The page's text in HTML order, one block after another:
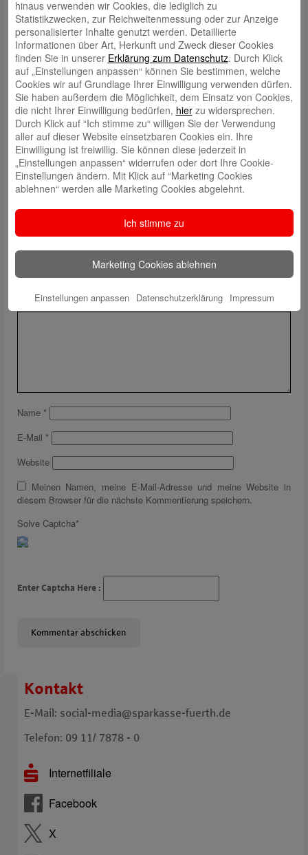
Risiko scheut, kann für rund 27 Euro im Jahr auf kostenpflichtige
Sicherheitsupdates (Extended Security Updates) setzen. Diese gibt’s
unter gewissen Voraussetzungen auch kostenfrei, wie
mitteilt. Das Upgrade auf Windows 11 ist weiterhin kostenlos möglich,
sofern das Gerät die technischen Mindestanforderungen erfüllt (u. a.
TPM 2.0 und bestimmte Prozessor-Generationen).
Zeitumstellung steht bevor: Zurück in die Winterzeit
Für viele fühlt es sich an wie ein Geschenk. Eine Stunde mehr Schlaf!
Am 26. Oktober heißt es wieder: Uhren zurück! Um 3.00 Uhr morgens
wird die Zeit auf 2.00 Uhr gestellt. Aber wie immer gilt: Bitte nicht die
Mikrowelle, den Backofen und das Auto vergessen – sonst leben Sie
plötzlich in zwei verschiedenen Zeitzonen.
WeitereFinanztipps
Quelle:Sparkasse.de
Schreibe einen Kommentar
Deine E-Mail-Adresse wird nicht veröffentlicht. Erforderliche Felder
sind mit*markiert
Name *
E-Mail *
Website
Meinen Namen, meine E-Mail-Adresse und meine Website in
diesem Browser für die nächste Kommentierung speichern.
Solve Captcha*
Enter Captcha Here :
Kontakt
E-Mail: social-media@sparkasse-fuerth.de
Telefon: 09 11/ 7878 - 0
Internetfiliale
Facebook
X
hinaus verwenden wir Cookies, die lediglich zu
Statistikzwecken, zur Reichweitenmessung oder zur Anzeige
personalisierter Inhalte genutzt werden. Detaillierte
Informationen über Art, Herkunft und Zweck dieser Cookies
finden Sie in unserer Erklärung zum Datenschutz. Durch Klick
auf „Einstellungen anpassen“ können Sie bestimmen, welche
Cookies wir auf Grundlage Ihrer Einwilligung verwenden dürfen.
Sie haben außerdem die Möglichkeit, dem Einsatz von Cookies,
die nicht Ihrer Einwilligung bedürfen, hierzu widersprechen.
Durch Klick auf “Ich stimme zu“ willigen Sie der Verwendung
aller auf dieser Website einsetzbaren Cookies ein. Ihre
Einwilligung ist freiwillig. Sie können diese jederzeit in
„Einstellungen anpassen“ widerrufen oder dort Ihre Cookie-
Einstellungen ändern. Mit Klick auf “Marketing Cookies
ablehnen“ werden alle Marketing Cookies abgelehnt.
Ich stimme zu
Marketing Cookies ablehnen
Einstellungen anpassen Datenschutzerklärung Impressum